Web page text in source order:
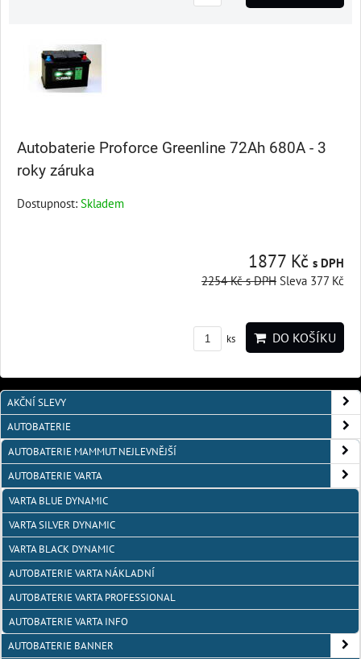
Autobaterie Proforce Greenline 72Ah 680A - 3
roky záruka
Dostupnost: Skladem
1877 Kč s DPH
2254 Kčs DPH Sleva 377 Kč
ks DO KOŠÍKU
AKČNÍ SLEVY
AUTOBATERIE
AUTOBATERIE MAMMUT NEJLEVNĚJŠÍ
AUTOBATERIE VARTA
VARTA BLUE DYNAMIC
VARTA SILVER DYNAMIC
VARTA BLACK DYNAMIC
AUTOBATERIE VARTA NÁKLADNÍ
AUTOBATERIE VARTA PROFESSIONAL
AUTOBATERIE VARTA INFO
AUTOBATERIE BANNER